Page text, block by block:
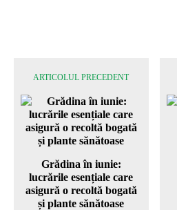
ARTICOLUL PRECEDENT
Grădina în iunie:
lucrările esențiale care
asigură o recoltă bogată
și plante sănătoase